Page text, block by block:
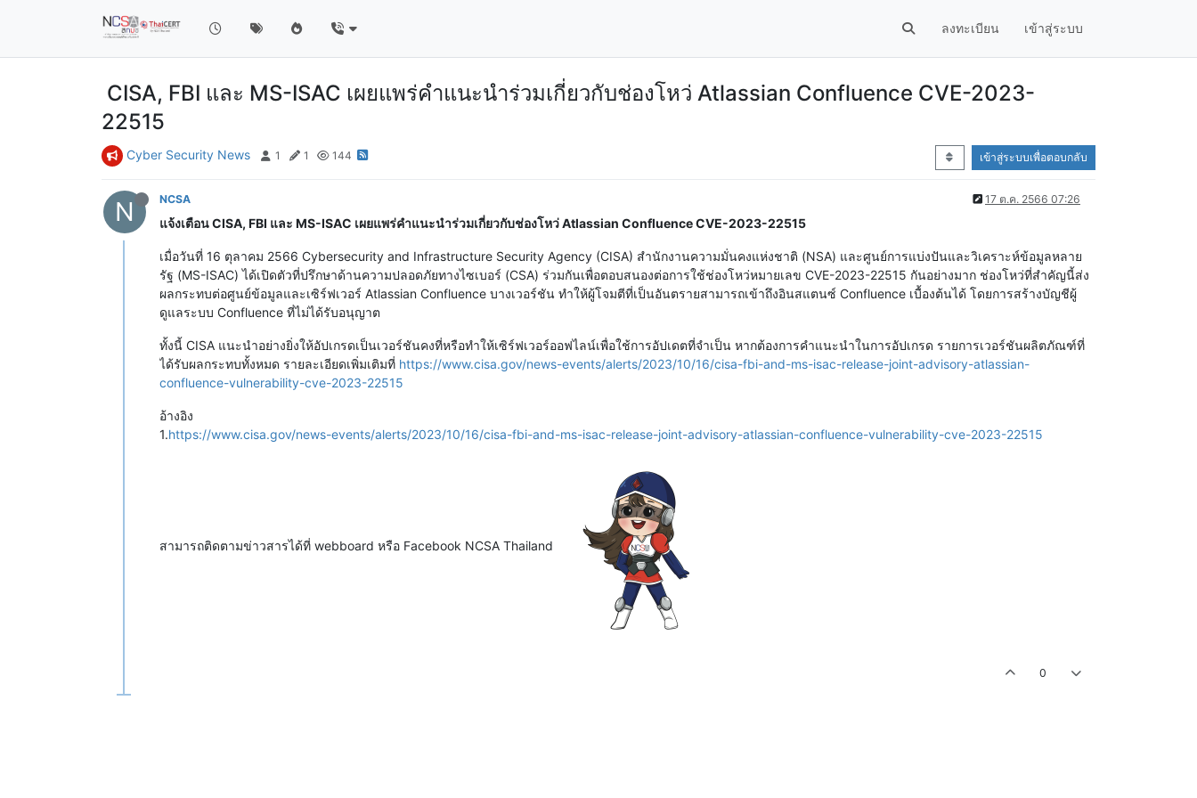
ลงทะเบียน เข้าสู่ระบบ
CISA, FBI และ MS-ISAC เผยแพร่คำแนะนำร่วมเกี่ยวกับช่องโหว่ Atlassian Confluence CVE-2023-
22515
Cyber Security News 1 1 144 เข้าสู่ระบบเพื่อตอบกลับ
N NCSA 17 ต.ค. 2566 07:26
แจ้งเตือน CISA, FBI และ MS-ISAC เผยแพร่คำแนะนำร่วมเกี่ยวกับช่องโหว่ Atlassian Confluence CVE-2023-22515
เมื่อวันที่ 16 ตุลาคม 2566 Cybersecurity and Infrastructure Security Agency (CISA) สำนักงานความมั่นคงแห่งชาติ (NSA) และศูนย์การแบ่งปันและวิเคราะห์ข้อมูลหลาย
รัฐ (MS-ISAC) ได้เปิดตัวที่ปรึกษาด้านความปลอดภัยทางไซเบอร์ (CSA) ร่วมกันเพื่อตอบสนองต่อการใช้ช่องโหว่หมายเลข CVE-2023-22515 กันอย่างมาก ช่องโหว่ที่สำคัญนี้ส่ง
ผลกระทบต่อศูนย์ข้อมูลและเซิร์ฟเวอร์ Atlassian Confluence บางเวอร์ชัน ทำให้ผู้โจมตีที่เป็นอันตรายสามารถเข้าถึงอินสแตนซ์ Confluence เบื้องต้นได้ โดยการสร้างบัญชีผู้
ดูแลระบบ Confluence ที่ไม่ได้รับอนุญาต
ทั้งนี้ CISA แนะนำอย่างยิ่งให้อัปเกรดเป็นเวอร์ชันคงที่หรือทำให้เซิร์ฟเวอร์ออฟไลน์เพื่อใช้การอัปเดตที่จำเป็น หากต้องการคำแนะนำในการอัปเกรด รายการเวอร์ชันผลิตภัณฑ์ที่
ได้รับผลกระทบทั้งหมด รายละเอียดเพิ่มเติมที่ https://www.cisa.gov/news-events/alerts/2023/10/16/cisa-fbi-and-ms-isac-release-joint-advisory-atlassian-
confluence-vulnerability-cve-2023-22515
อ้างอิง
1.https://www.cisa.gov/news-events/alerts/2023/10/16/cisa-fbi-and-ms-isac-release-joint-advisory-atlassian-confluence-vulnerability-cve-2023-22515
สามารถติดตามข่าวสารได้ที่ webboard หรือ Facebook NCSA Thailand
0